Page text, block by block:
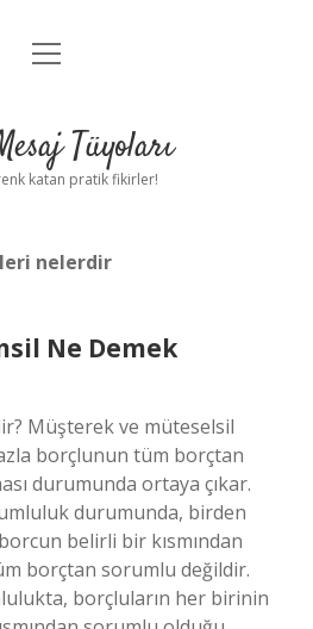
Anasayfa
Uyarı
menüyü
Tüyoları
katan pratik fikirler!
nelerdir
Ne Demek
Müşterek ve müteselsil
borçlunun tüm borçtan
durumunda ortaya çıkar.
durumunda, birden
belirli bir kısmından
borçtan sorumlu değildir.
borçluların her birinin